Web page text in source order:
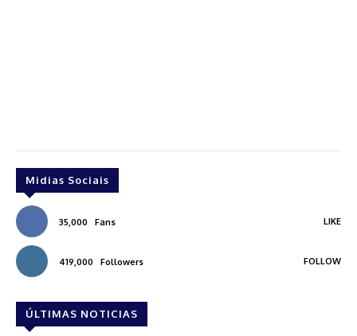
Midias Sociais
35,000 Fans LIKE
419,000 Followers FOLLOW
ÚLTIMAS NOTICIAS